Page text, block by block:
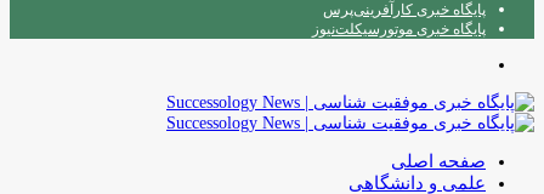
پایگاه خبری کارآفرینی‌پرس
پایگاه خبری موتورسیکلت‌نیوز
صفحه اصلی
علمی و دانشگاهی